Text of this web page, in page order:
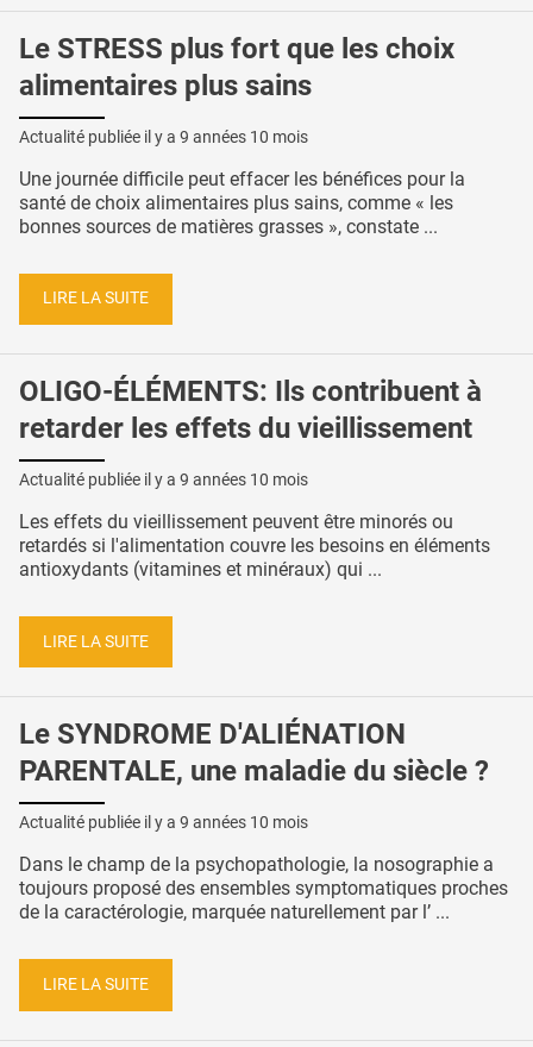
Le STRESS plus fort que les choix
alimentaires plus sains
Actualité publiée il y a 9 années 10 mois
Une journée difficile peut effacer les bénéfices pour la
santé de choix alimentaires plus sains, comme « les
bonnes sources de matières grasses », constate ...
LIRE LA SUITE
OLIGO-ÉLÉMENTS: Ils contribuent à
retarder les effets du vieillissement
Actualité publiée il y a 9 années 10 mois
Les effets du vieillissement peuvent être minorés ou
retardés si l'alimentation couvre les besoins en éléments
antioxydants (vitamines et minéraux) qui ...
LIRE LA SUITE
Le SYNDROME D'ALIÉNATION
PARENTALE, une maladie du siècle ?
Actualité publiée il y a 9 années 10 mois
Dans le champ de la psychopathologie, la nosographie a
toujours proposé des ensembles symptomatiques proches
de la caractérologie, marquée naturellement par l’ ...
LIRE LA SUITE